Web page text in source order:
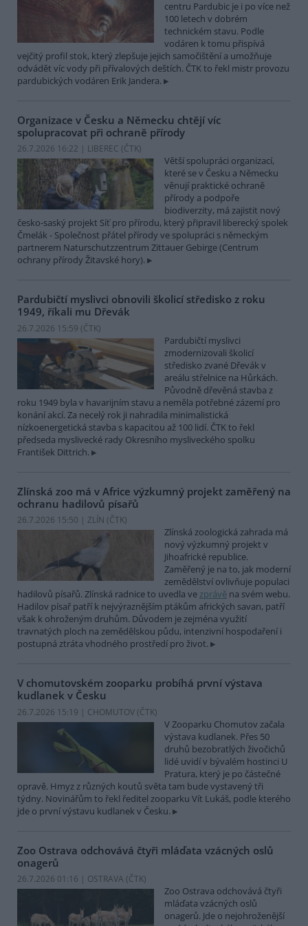
centru Pardubic je i po více než
100 letech v dobrém
technickém stavu. Podle
vodáren k tomu přispívá
vejčitý profil stok, který zlepšuje jejich samočištění a umožňuje
odvádět víc vody při přívalových deštích. ČTK to řekl mistr provozu
pardubických vodáren Erik Jandera.
Organizace v Česku a Německu chtějí víc
spolupracovat při ochraně přírody
26.7.2026 16:22 | LIBEREC (ČTK)
Větší spolupráci organizací,
které se v Česku a Německu
věnují praktické ochraně
přírody a podpoře
biodiverzity, má zajistit nový
česko-saský projekt Síť pro přírodu, který připravil liberecký spolek
Čmelák - Společnost přátel přírody ve spolupráci s německým
partnerem Naturschutzzentrum Zittauer Gebirge (Centrum
ochrany přírody Žitavské hory).
Pardubičtí myslivci obnovili školicí středisko z roku
1949, říkali mu Dřevák
26.7.2026 15:59 (ČTK)
Pardubičtí myslivci
zmodernizovali školicí
středisko zvané Dřevák v
areálu střelnice na Hůrkách.
Původně dřevěná stavba z
roku 1949 byla v havarijním stavu a neměla potřebné zázemí pro
konání akcí. Za necelý rok ji nahradila minimalistická
nízkoenergetická stavba s kapacitou až 100 lidí. ČTK to řekl
předseda myslivecké rady Okresního mysliveckého spolku
František Dittrich.
Zlínská zoo má v Africe výzkumný projekt zaměřený na
ochranu hadilovů písařů
26.7.2026 15:50 | ZLÍN (ČTK)
Zlínská zoologická zahrada má
nový výzkumný projekt v
Jihoafrické republice.
Zaměřený je na to, jak moderní
zemědělství ovlivňuje populaci
hadilovů písařů. Zlínská radnice to uvedla vezprávě na svém webu.
Hadilov písař patří k nejvýraznějším ptákům afrických savan, patří
však k ohroženým druhům. Důvodem je zejména využití
travnatých ploch na zemědělskou půdu, intenzivní hospodaření i
postupná ztráta vhodného prostředí pro život.
V chomutovském zooparku probíhá první výstava
kudlanek v Česku
26.7.2026 15:19 | CHOMUTOV (ČTK)
V Zooparku Chomutov začala
výstava kudlanek. Přes 50
druhů bezobratlých živočichů
lidé uvidí v bývalém hostinci U
Pratura, který je po částečné
opravě. Hmyz z různých koutů světa tam bude vystavený tři
týdny. Novinářům to řekl ředitel zooparku Vít Lukáš, podle kterého
jde o první výstavu kudlanek v Česku.
Zoo Ostrava odchovává čtyři mláďata vzácných oslů
onagerů
26.7.2026 01:16 | OSTRAVA (ČTK)
Zoo Ostrava odchovává čtyři
mláďata vzácných oslů
onagerů. Jde o nejohroženější